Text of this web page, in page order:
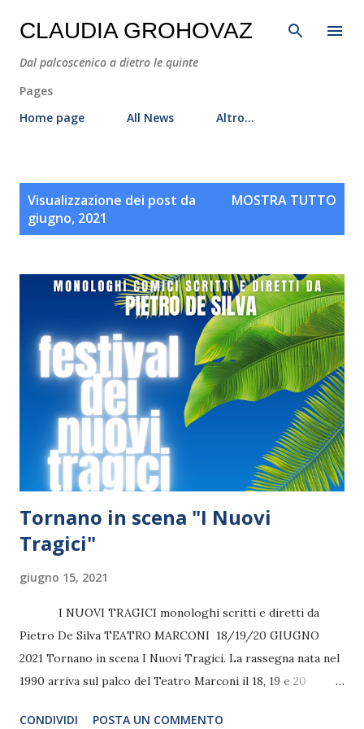
Passa ai contenuti principali
CLAUDIA GROHOVAZ
Dal palcoscenico a dietro le quinte
Pages
Home page
All News Altro…
Visualizzazione dei post da
giugno, 2021
MOSTRA TUTTO
Tornano in scena "I Nuovi
Tragici"
giugno 15, 2021
I NUOVI TRAGICI monologhi scritti e diretti da
Pietro De Silva TEATRO MARCONI 18/19/20 GIUGNO
2021 Tornano in scena I Nuovi Tragici. La rassegna nata nel
1990 arriva sul palco del Teatro Marconi il 18, 19 e 20
CONDIVIDI
POSTA UN COMMENTO